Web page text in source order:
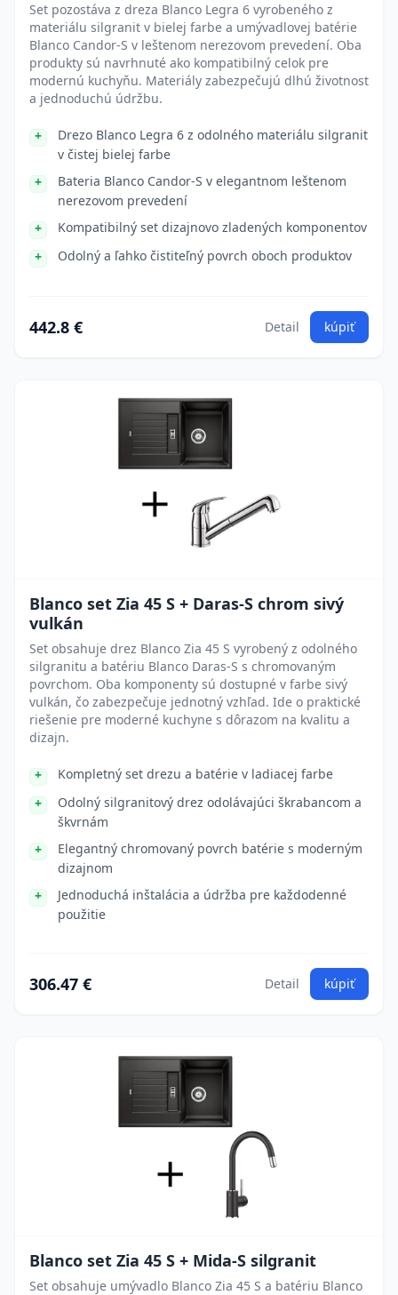
Set pozostáva z dreza Blanco Legra 6 vyrobeného z
materiálu silgranit v bielej farbe a umývadlovej batérie
Blanco Candor-S v leštenom nerezovom prevedení. Oba
produkty sú navrhnuté ako kompatibilný celok pre
modernú kuchyňu. Materiály zabezpečujú dlhú životnosť
a jednoduchú údržbu.
Drezo Blanco Legra 6 z odolného materiálu silgranit
v čistej bielej farbe
Bateria Blanco Candor-S v elegantnom leštenom
nerezovom prevedení
Kompatibilný set dizajnovo zladených komponentov
Odolný a ľahko čistiteľný povrch oboch produktov
442.8 € Detail kúpiť
Blanco set Zia 45 S + Daras-S chrom sivý
vulkán
Set obsahuje drez Blanco Zia 45 S vyrobený z odolného
silgranitu a batériu Blanco Daras-S s chromovaným
povrchom. Oba komponenty sú dostupné v farbe sivý
vulkán, čo zabezpečuje jednotný vzhľad. Ide o praktické
riešenie pre moderné kuchyne s dôrazom na kvalitu a
dizajn.
Kompletný set drezu a batérie v ladiacej farbe
Odolný silgranitový drez odolávajúci škrabancom a
škvrnám
Elegantný chromovaný povrch batérie s moderným
dizajnom
Jednoduchá inštalácia a údržba pre každodenné
použitie
306.47 € Detail kúpiť
Blanco set Zia 45 S + Mida-S silgranit
Set obsahuje umývadlo Blanco Zia 45 S a batériu Blanco